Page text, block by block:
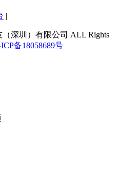
深圳）有限公司 ALL Rights
备18058689号